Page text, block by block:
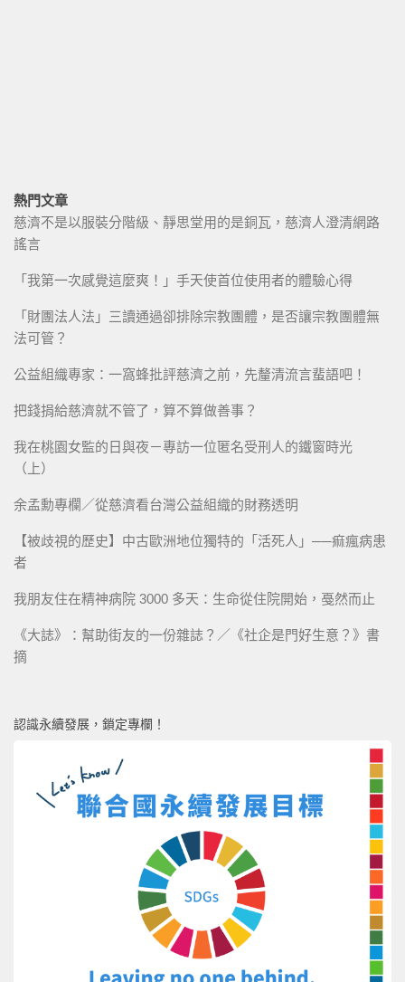
熱門文章
慈濟不是以服裝分階級、靜思堂用的是銅瓦，慈濟人澄清網路
謠言
「我第一次感覺這麼爽！」手天使首位使用者的體驗心得
「財團法人法」三讀通過卻排除宗教團體，是否讓宗教團體無
法可管？
公益組織專家：一窩蜂批評慈濟之前，先釐清流言蜚語吧！
把錢捐給慈濟就不管了，算不算做善事？
我在桃園女監的日與夜－專訪一位匿名受刑人的鐵窗時光
（上）
余孟勳專欄／從慈濟看台灣公益組織的財務透明
【被歧視的歷史】中古歐洲地位獨特的「活死人」──痲瘋病患
者
我朋友住在精神病院 3000 多天：生命從住院開始，戞然而止
《大誌》：幫助街友的一份雜誌？／《社企是門好生意？》書
摘
認識永續發展，鎖定專欄！